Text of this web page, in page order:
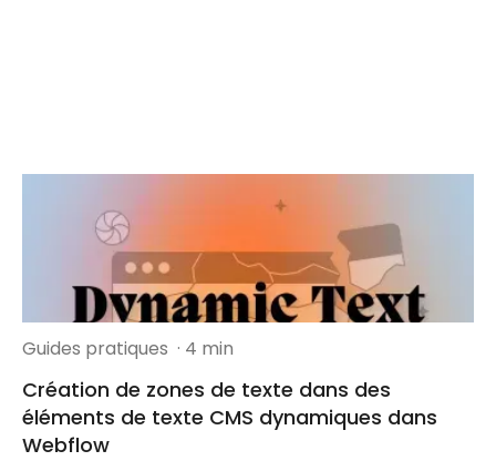
Guides pratiques · 4 min
Création de zones de texte dans des
éléments de texte CMS dynamiques dans
Webflow